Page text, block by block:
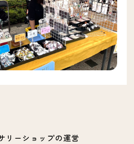
リーショップの運営